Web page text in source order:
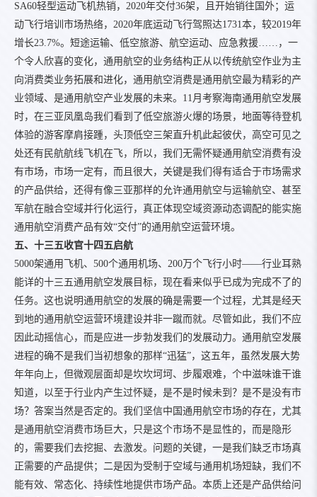
SA60轻型运动飞机热销，2020年交付36架，且开始销往国外；运
动飞行培训市场热络，2020年底运动飞行驾照达1731本，较2019年
增长23.7%。短途运输、低空旅游、航空运动、应急救援……，一
个令人欣喜的变化，通用航空的业务结构正从以传统航空作业为主
向消费类业务拓展和进化，通用航空消费是通用航空最为精彩的产
业领域、是通用航空产业发展的未来。11月考察海南通用航空发展
时，在三亚凤凰岛我们看到了低空旅游火爆的场景，地面等待登机
体验的游客摩肩接踵，头顶低空三架直升机此起彼伏，高空可见之
处还有民航航线飞机在飞，所以，我们无需怀疑通用航空消费有没
有市场，市场一定有，而且很大，关键是我们得有适合于市场需求
的产品供给，还得有像三亚那样的允许通用航空与运输航空、甚至
军航在融合空域并行化运行，真正体现空域资源动态调配的能实施
通用航空消费产品有效“交付”的通用航空运营环境。
五、十三五收官十四五启航
5000架通用飞机、500个通用机场、200万个飞行小时——行业耳熟
能详的十三五通用航空发展目标，现在看来似乎已成为完成不了的
任务。这也说明通用航空的发展的确是需要一个过程，尤其是经天
到地的通用航空运营环境建设并非一蹴而就。尽管如此，我们不应
因此动摇信心，而是应进一步勃发我们的发展动力。通用航空发展
进程的确不是我们当初想象的那样“迅猛”，这五年，虽然发展大势
年年向上，但微观层面却是坎坎坷坷、步履艰难，个中滋味谁干谁
知道，以至于行业内产生过怀疑，是不是时候未到？是不是没有市
场？答案当然是否定的。我们坚信中国通用航空市场的存在，尤其
是通用航空消费市场巨大，只是这个市场不是显性的，而是隐形
的，需要我们去挖掘、去激发。问题的关键，一是我们缺乏市场真
正需要的产品提供；二是因为受制于空域与通用机场短缺，我们不
能有效、常态化、持续性地提供市场产品。本质上还是产品供给问